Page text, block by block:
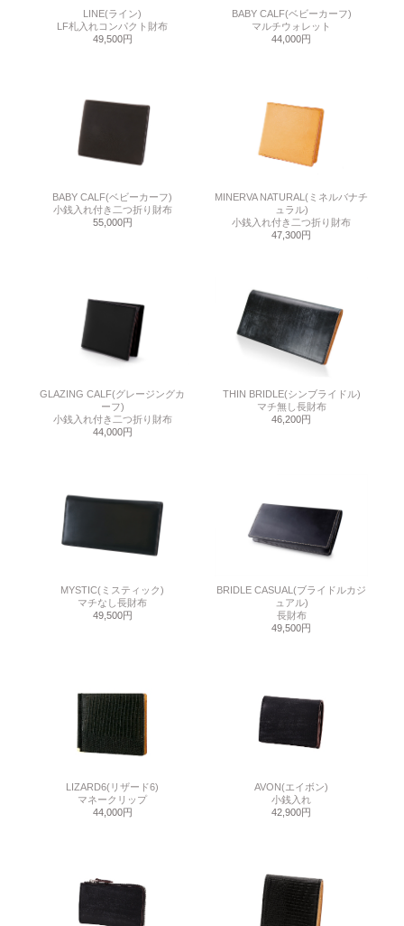
LINE(ライン)
LF札入れコンパクト財布
49,500円
BABY CALF(ベビーカーフ)
マルチウォレット
44,000円
BABY CALF(ベビーカーフ)
小銭入れ付き二つ折り財布
55,000円
MINERVA NATURAL(ミネルバナチ
ュラル)
小銭入れ付き二つ折り財布
47,300円
GLAZING CALF(グレージングカ
ーフ)
小銭入れ付き二つ折り財布
44,000円
THIN BRIDLE(シンブライドル)
マチ無し長財布
46,200円
MYSTIC(ミスティック)
マチなし長財布
49,500円
BRIDLE CASUAL(ブライドルカジ
ュアル)
長財布
49,500円
LIZARD6(リザード6)
マネークリップ
44,000円
AVON(エイボン)
小銭入れ
42,900円